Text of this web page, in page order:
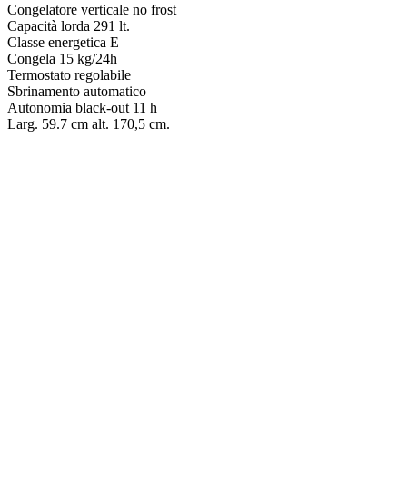
Congelatore verticale no frost
Capacità lorda 291 lt.
Classe energetica E
Congela 15 kg/24h
Termostato regolabile
Sbrinamento automatico
Autonomia black-out 11 h
Larg. 59.7 cm alt. 170,5 cm.